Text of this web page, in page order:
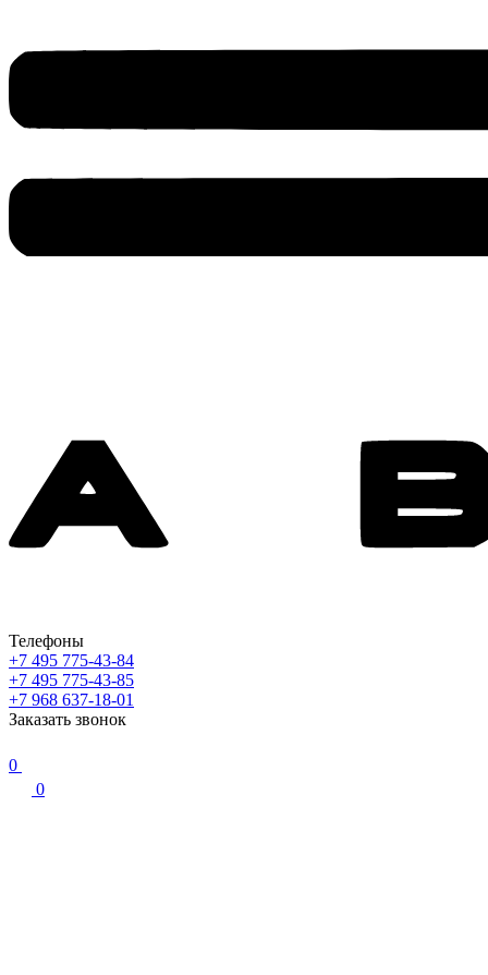
Телефоны
+7 495 775-43-84
+7 495 775-43-85
+7 968 637-18-01
Заказать звонок
0
0